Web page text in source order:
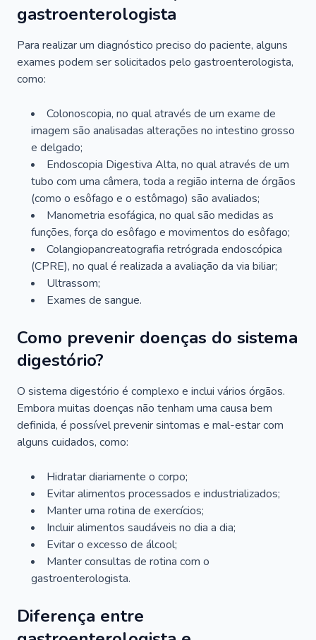
gastroenterologista
Para realizar um diagnóstico preciso do paciente, alguns
exames podem ser solicitados pelo gastroenterologista,
como:
Colonoscopia, no qual através de um exame de
imagem são analisadas alterações no intestino grosso
e delgado;
Endoscopia Digestiva Alta, no qual através de um
tubo com uma câmera, toda a região interna de órgãos
(como o esôfago e o estômago) são avaliados;
Manometria esofágica, no qual são medidas as
funções, força do esôfago e movimentos do esôfago;
Colangiopancreatografia retrógrada endoscópica
(CPRE), no qual é realizada a avaliação da via biliar;
Ultrassom;
Exames de sangue.
Como prevenir doenças do sistema
digestório?
O sistema digestório é complexo e inclui vários órgãos.
Embora muitas doenças não tenham uma causa bem
definida, é possível prevenir sintomas e mal-estar com
alguns cuidados, como:
Hidratar diariamente o corpo;
Evitar alimentos processados e industrializados;
Manter uma rotina de exercícios;
Incluir alimentos saudáveis no dia a dia;
Evitar o excesso de álcool;
Manter consultas de rotina com o
gastroenterologista.
Diferença entre